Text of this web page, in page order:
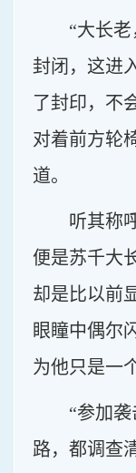
“大长
封闭，这进
了封印，不
对着前方轮
道。
听其称
便是苏千大
却是比以前
眼瞳中偶尔
为他只是一
“参加
路，都调查